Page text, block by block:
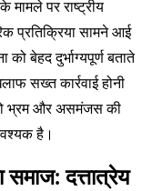
मामले पर राष्ट्रीय
प्रतिक्रिया सामने आई
बेहद दुर्भाग्यपूर्ण बताते
सख्त कार्रवाई होनी
भ्रम और असमंजस की
है।
समाज: दत्तात्रेय